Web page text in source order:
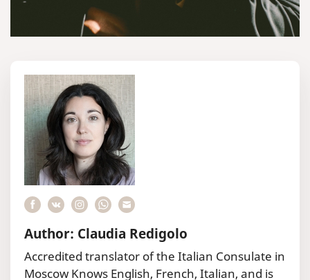
Author: Claudia Redigolo
Accredited translator of the Italian Consulate in
Moscow Knows English, French, Italian, and is